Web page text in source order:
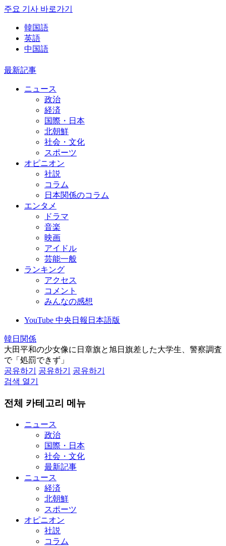
주요 기사 바로가기
韓国語
英語
中国語
最新記事
ニュース
政治
経済
国際・日本
北朝鮮
社会・文化
スポーツ
オピニオン
社説
コラム
日本関係のコラム
エンタメ
ドラマ
音楽
映画
アイドル
芸能一般
ランキング
アクセス
コメント
みんなの感想
YouTube 中央日報日本語版
韓日関係
大田平和の少女像に日章旗と旭日旗差した大学生、警察調査
で「処罰できず」
공유하기
공유하기
공유하기
검색 열기
전체 카테고리 메뉴
ニュース
政治
国際・日本
社会・文化
最新記事
ニュース
経済
北朝鮮
スポーツ
オピニオン
社説
コラム